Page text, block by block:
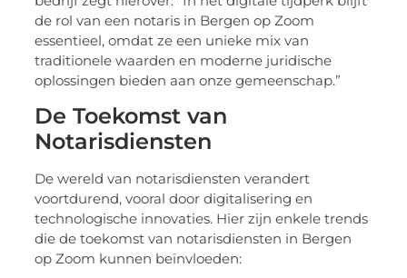
de rol van een notaris in Bergen op Zoom
essentieel, omdat ze een unieke mix van
traditionele waarden en moderne juridische
oplossingen bieden aan onze gemeenschap.”
De Toekomst van
Notarisdiensten
De wereld van notarisdiensten verandert
voortdurend, vooral door digitalisering en
technologische innovaties. Hier zijn enkele trends
die de toekomst van notarisdiensten in Bergen
op Zoom kunnen beïnvloeden: